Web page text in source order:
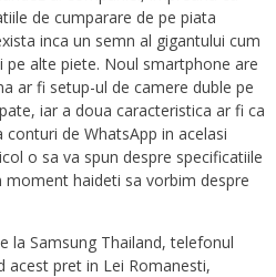
de cumparare de pe piata
inca un semn al gigantului cum
alte piete. Noul smartphone are
ar fi setup-ul de camere duble pe
iar a doua caracteristica ar fi ca
de WhatsApp in acelasi
o sa va spun despre specificatiile
haideti sa vorbim despre
la Samsung Thailand, telefonul
acest pret in Lei Romanesti,